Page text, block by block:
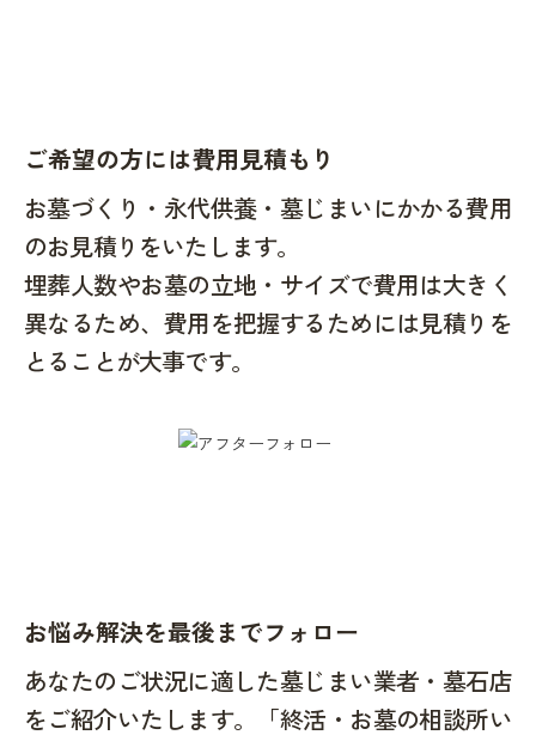
ご希望の方には費用見積もり
お墓づくり・永代供養・墓じまいにかかる費用
のお見積りをいたします。
埋葬人数やお墓の立地・サイズで費用は大きく
異なるため、費用を把握するためには見積りを
とることが大事です。
お悩み解決を最後までフォロー
あなたのご状況に適した墓じまい業者・墓石店
をご紹介いたします。「終活・お墓の相談所い